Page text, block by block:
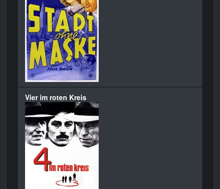
Vier im roten Kreis